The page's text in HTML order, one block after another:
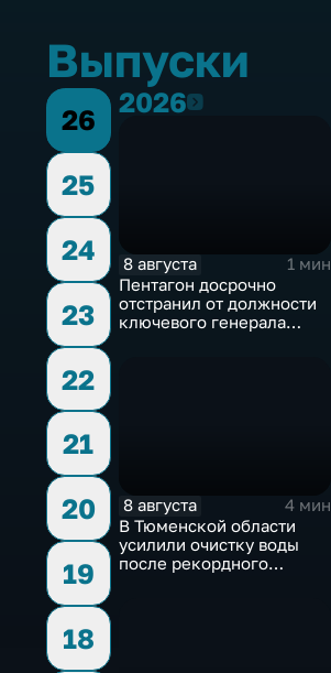
Выпуски
26
25
24
23
22
21
20
19
18
20262026
8 августа
1 мин
Пентагон досрочно
отстранил от должности
ключевого генерала
8 августа
4 мин
В Тюменской области
усилили очистку воды
после рекордного